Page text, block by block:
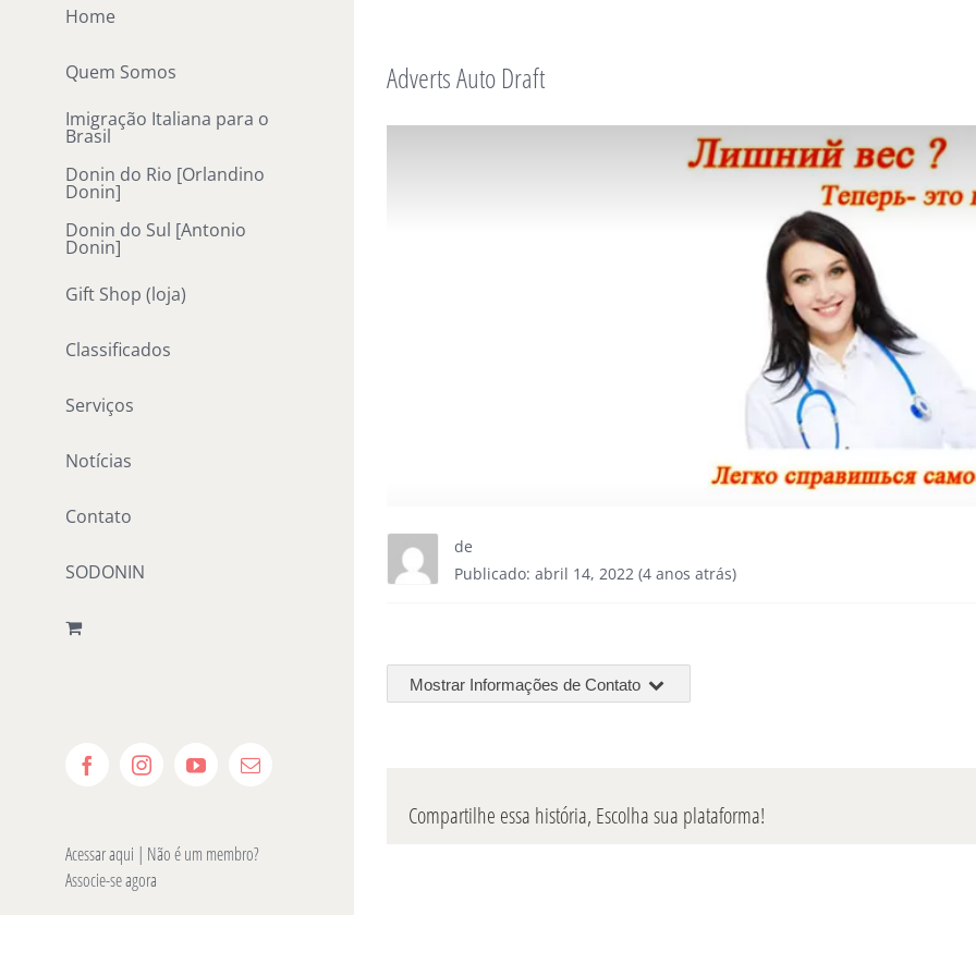
Home
Quem Somos
Imigração Italiana para o
Brasil
Donin do Rio [Orlandino
Donin]
Donin do Sul [Antonio
Donin]
Gift Shop (loja)
Classificados
Serviços
Notícias
Contato
SODONIN
FacebookInstagramYouTube
E-
Acessar aqui | Não é um membro?
Associe-se agora
Adverts Auto Draft
de
Publicado: abril 14, 2022 (4 anos atrás)
Mostrar Informações de Contato
Compartilhe essa história, Escolha sua plataforma!